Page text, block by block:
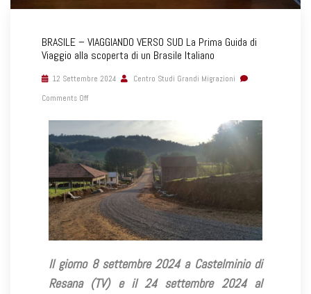
BRASILE – VIAGGIANDO VERSO SUD La Prima Guida di
Viaggio alla scoperta di un Brasile Italiano
12 Settembre 2024
Centro Studi Grandi Migrazioni
Comments Off
Il giorno 8 settembre 2024 a Castelminio di
Resana (TV) e il 24 settembre 2024 al